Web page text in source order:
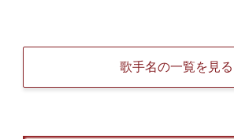
歌手名の一覧を見る